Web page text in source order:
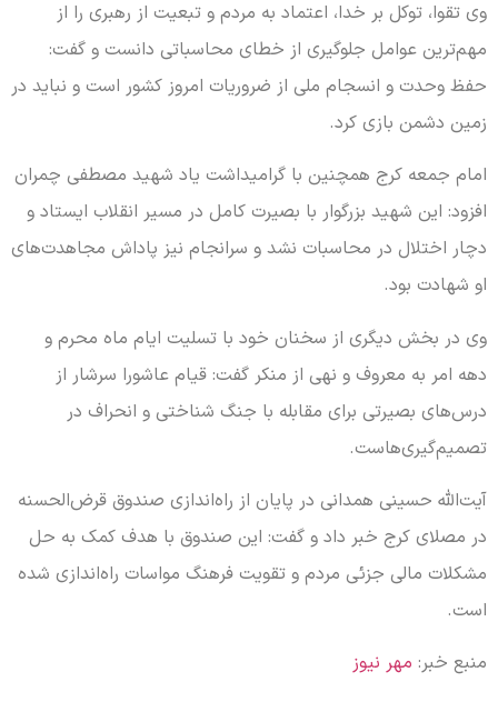
وی تقوا، توکل بر خدا، اعتماد به مردم و تبعیت از رهبری را از
مهم‌ترین عوامل جلوگیری از خطای محاسباتی دانست و گفت:
حفظ وحدت و انسجام ملی از ضروریات امروز کشور است و نباید در
زمین دشمن بازی کرد.
امام جمعه کرج همچنین با گرامیداشت یاد شهید مصطفی چمران
افزود: این شهید بزرگوار با بصیرت کامل در مسیر انقلاب ایستاد و
دچار اختلال در محاسبات نشد و سرانجام نیز پاداش مجاهدت‌های
او شهادت بود.
وی در بخش دیگری از سخنان خود با تسلیت ایام ماه محرم و
دهه امر به معروف و نهی از منکر گفت: قیام عاشورا سرشار از
درس‌های بصیرتی برای مقابله با جنگ شناختی و انحراف در
تصمیم‌گیری‌هاست.
آیت‌الله حسینی همدانی در پایان از راه‌اندازی صندوق قرض‌الحسنه
در مصلای کرج خبر داد و گفت: این صندوق با هدف کمک به حل
مشکلات مالی جزئی مردم و تقویت فرهنگ مواسات راه‌اندازی شده
است.
منبع خبر: مهر نیوز